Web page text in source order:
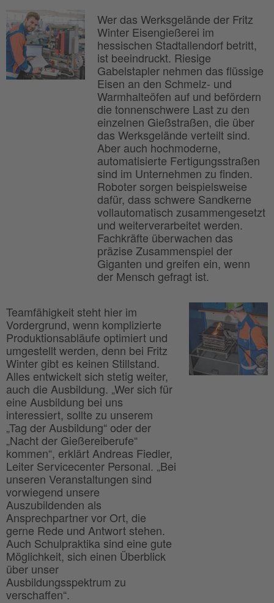
Wer das Werksgelände der Fritz
Winter Eisengießerei im
hessischen Stadtallendorf betritt,
ist beeindruckt. Riesige
Gabelstapler nehmen das flüssige
Eisen an den Schmelz- und
Warmhalteöfen auf und befördern
die tonnenschwere Last zu den
einzelnen Gießstraßen, die über
das Werksgelände verteilt sind.
Aber auch hochmoderne,
automatisierte Fertigungsstraßen
sind im Unternehmen zu finden.
Roboter sorgen beispielsweise
dafür, dass schwere Sandkerne
vollautomatisch zusammengesetzt
und weiterverarbeitet werden.
Fachkräfte überwachen das
präzise Zusammenspiel der
Giganten und greifen ein, wenn
der Mensch gefragt ist.
Teamfähigkeit steht hier im
Vordergrund, wenn komplizierte
Produktionsabläufe optimiert und
umgestellt werden, denn bei Fritz
Winter gibt es keinen Stillstand.
Alles entwickelt sich stetig weiter,
auch die Ausbildung. „Wer sich für
eine Ausbildung bei uns
interessiert, sollte zu unserem
„Tag der Ausbildung“ oder der
„Nacht der Gießereiberufe“
kommen“, erklärt Andreas Fiedler,
Leiter Servicecenter Personal. „Bei
unseren Veranstaltungen sind
vorwiegend unsere
Auszubildenden als
Ansprechpartner vor Ort, die
gerne Rede und Antwort stehen.
Auch Schulpraktika sind eine gute
Möglichkeit, sich einen Überblick
über unser
Ausbildungsspektrum zu
verschaffen“.